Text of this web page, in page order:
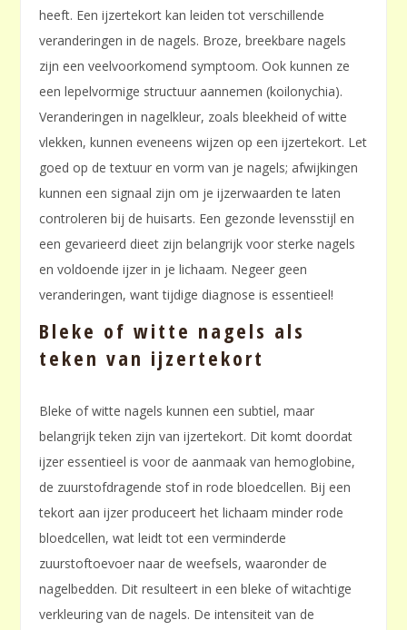
heeft. Een ijzertekort kan leiden tot verschillende
veranderingen in de nagels. Broze, breekbare nagels
zijn een veelvoorkomend symptoom. Ook kunnen ze
een lepelvormige structuur aannemen (koilonychia).
Veranderingen in nagelkleur, zoals bleekheid of witte
vlekken, kunnen eveneens wijzen op een ijzertekort. Let
goed op de textuur en vorm van je nagels; afwijkingen
kunnen een signaal zijn om je ijzerwaarden te laten
controleren bij de huisarts. Een gezonde levensstijl en
een gevarieerd dieet zijn belangrijk voor sterke nagels
en voldoende ijzer in je lichaam. Negeer geen
veranderingen, want tijdige diagnose is essentieel!
Bleke of witte nagels als
teken van ijzertekort
Bleke of witte nagels kunnen een subtiel, maar
belangrijk teken zijn van ijzertekort. Dit komt doordat
ijzer essentieel is voor de aanmaak van hemoglobine,
de zuurstofdragende stof in rode bloedcellen. Bij een
tekort aan ijzer produceert het lichaam minder rode
bloedcellen, wat leidt tot een verminderde
zuurstoftoevoer naar de weefsels, waaronder de
nagelbedden. Dit resulteert in een bleke of witachtige
verkleuring van de nagels. De intensiteit van de